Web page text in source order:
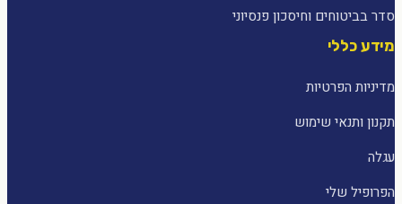
סדר בביטוחים וחיסכון פנסיוני
מידע כללי
מדיניות הפרטיות
תקנון ותנאי שימוש
עגלה
הפרופיל שלי